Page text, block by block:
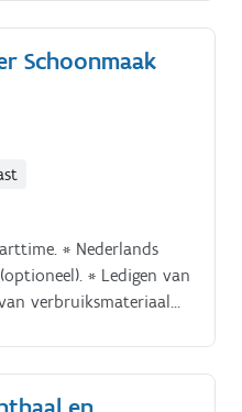
Schoonmaak
* Nederlands
* Ledigen van
verbruiksmateriaal